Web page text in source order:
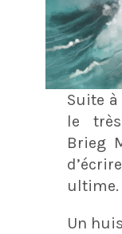
Suite
le
Brieg
ultime.
Un